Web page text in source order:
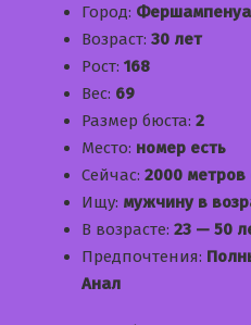
Город:
Возраст: 30 лет
Рост: 168
Вес: 69
Размер бюста: 2
Место: номер есть
Сейчас: 2000 метров
Ищу: мужчину в
В возрасте: 23 — 50
Предпочтения:
Анал